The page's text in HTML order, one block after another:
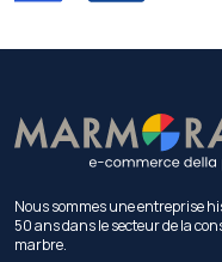
Nous sommes une entreprise
50 ans dans le secteur de la
marbre.